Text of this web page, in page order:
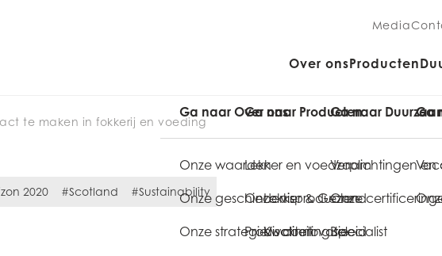
Media
Over ons
Ga naar Over ons
Onze waarden
Onze geschiedenis
Onze strategie
Producten
Ga naar Producten
Lekker en voedzaam
Lekker & Gezond
Kwaliteit
Onze visproducten
Vis coating specialist
Productinnovatie
Ga naar
Verplichtingen en
Onze
Beleid
Ga
te maken in fokkerij en voeding
2020 #Scotland #Sustainability